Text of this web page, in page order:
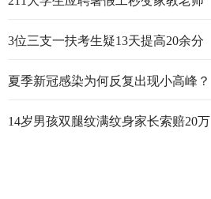
3位三支一扶考生疑13天提高20余分
夏季新冠感染为何反复出现小高峰？
14岁男孩双腿纹满纹身家长索赔20万